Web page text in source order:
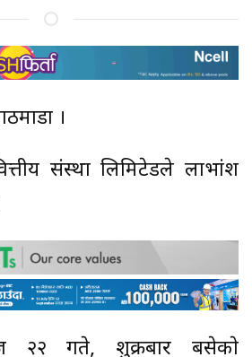
।
संस्था लिमिटेडले लाभांश
२२ गते, शुक्रबार बसेकाे